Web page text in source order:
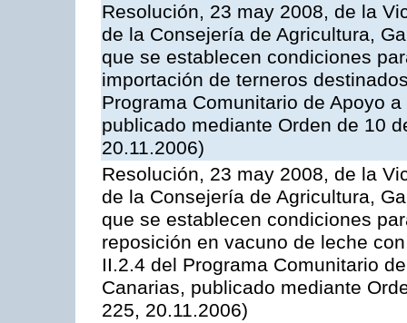
Resolución, 23 may 2008, de la
de la Consejería de Agricultura,
que se establecen condiciones
importación de terneros
Programa Comunitario de Apoyo
publicado mediante Orden de 10
20.11.2006)
Resolución, 23 may 2008, de la
de la Consejería de Agricultura,
que se establecen condiciones
reposición en vacuno de leche
II.2.4 del Programa Comunitario
Canarias, publicado mediante
225, 20.11.2006)